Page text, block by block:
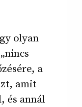
olyan
a
amit
és annál